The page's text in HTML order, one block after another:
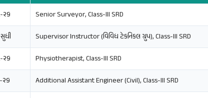
૨૬ Senior Surveyor, Class-III SRD
Supervisor Instructor (વિવિધ ટેકનિકલ ગ્રુપ), Class-III SRD
૨૬ Physiotherapist, Class-III SRD
૨૬ Additional Assistant Engineer (Civil), Class-III SRD